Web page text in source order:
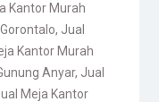
Kantor Murah
, Jual
Kantor Murah
Anyar, Jual
Meja Kantor